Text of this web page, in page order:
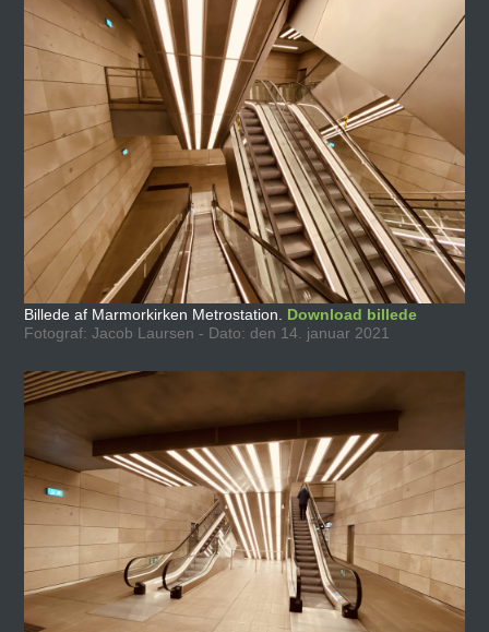
Billede af Marmorkirken Metrostation. Download billede
Fotograf: Jacob Laursen - Dato: den 14. januar 2021